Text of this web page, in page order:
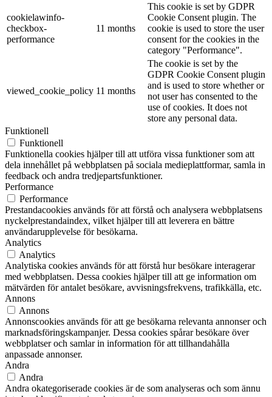
cookielawinfo-
checkbox-
performance
11 months
This cookie is set by GDPR
Cookie Consent plugin. The
cookie is used to store the user
consent for the cookies in the
category "Performance".
viewed_cookie_policy 11 months
The cookie is set by the
GDPR Cookie Consent plugin
and is used to store whether or
not user has consented to the
use of cookies. It does not
store any personal data.
Funktionell
Funktionell
Funktionella cookies hjälper till att utföra vissa funktioner som att
dela innehållet på webbplatsen på sociala medieplattformar, samla in
feedback och andra tredjepartsfunktioner.
Performance
Performance
Prestandacookies används för att förstå och analysera webbplatsens
nyckelprestandaindex, vilket hjälper till att leverera en bättre
användarupplevelse för besökarna.
Analytics
Analytics
Analytiska cookies används för att förstå hur besökare interagerar
med webbplatsen. Dessa cookies hjälper till att ge information om
mätvärden för antalet besökare, avvisningsfrekvens, trafikkälla, etc.
Annons
Annons
Annonscookies används för att ge besökarna relevanta annonser och
marknadsföringskampanjer. Dessa cookies spårar besökare över
webbplatser och samlar in information för att tillhandahålla
anpassade annonser.
Andra
Andra
Andra okategoriserade cookies är de som analyseras och som ännu